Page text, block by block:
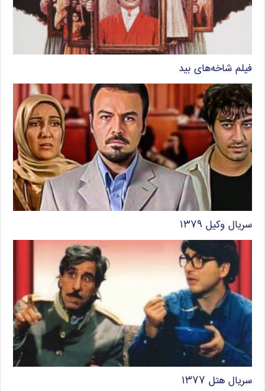
فیلم شاخه‌های بید
سریال وکیل ۱۳۷۹
سریال هتل ۱۳۷۷